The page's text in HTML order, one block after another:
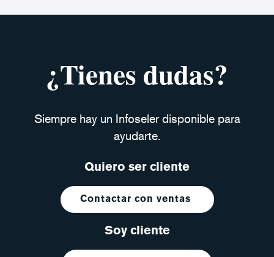
¿Tienes dudas?
Siempre hay un Infoseler disponible para
ayudarte.
Quiero ser cliente
Contactar con ventas
Soy cliente